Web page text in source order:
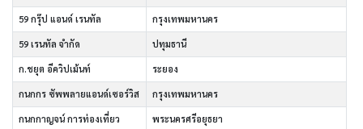
59 กรุ๊ป แอนด์ เรนทัล กรุงเทพมหานคร
59 เรนทัล จำกัด ปทุมธานี
ก.ชยุต อีควิปเม้นท์ ระยอง
กนกกร ซัพพลายแอนด์เซอร์วิส กรุงเทพมหานคร
กนกกาญจน์ การท่องเที่ยว พระนครศรีอยุธยา